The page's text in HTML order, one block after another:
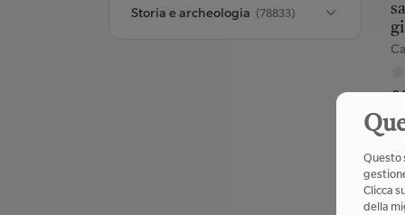
Storia e archeologia (78833)
€
I
Questo
Clicca
della